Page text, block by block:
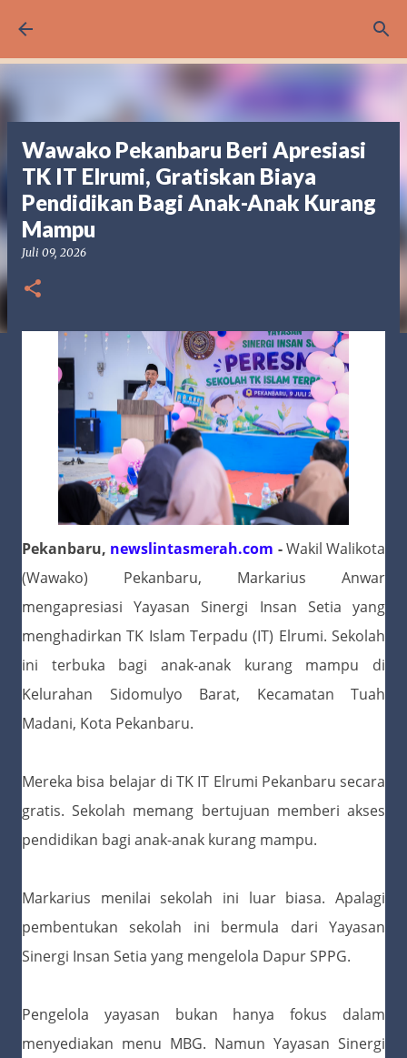
Wawako Pekanbaru Beri Apresiasi
TK IT Elrumi, Gratiskan Biaya
Pendidikan Bagi Anak-Anak Kurang
Mampu
Juli 09, 2026
Pekanbaru, newslintasmerah.com -Wakil Walikota
(Wawako) Pekanbaru, Markarius Anwar
mengapresiasi Yayasan Sinergi Insan Setia yang
menghadirkan TK Islam Terpadu (IT) Elrumi. Sekolah
ini terbuka bagi anak-anak kurang mampu di
Kelurahan Sidomulyo Barat, Kecamatan Tuah
Madani, Kota Pekanbaru.
Mereka bisa belajar di TK IT Elrumi Pekanbaru secara
gratis. Sekolah memang bertujuan memberi akses
pendidikan bagi anak-anak kurang mampu.
Markarius menilai sekolah ini luar biasa. Apalagi
pembentukan sekolah ini bermula dari Yayasan
Sinergi Insan Setia yang mengelola Dapur SPPG.
Pengelola yayasan bukan hanya fokus dalam
menyediakan menu MBG. Namun Yayasan Sinergi